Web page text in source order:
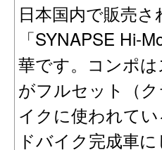
日本国内で販売
「SYNAPSE Hi-
華です。コンポ
がフルセット（
イクに使われて
ドバイク完成車